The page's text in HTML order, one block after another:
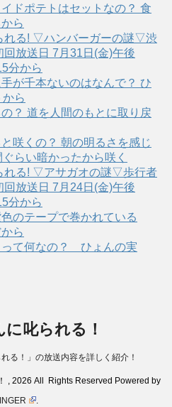
ドポテトはセットなの？ 食
ら
れる! ▽ハンバーガーの謎▽渋
放送日 7月31日(金)午後
分から
が千本ないのはなんで？ ひ
ら
？ 道を人間のもとに取り戻
咲くの？ 朝の明るさを感じ
らい暗かったから咲く
れる! ▽アサガオの謎▽歩行者
放送日 7月24日(金)午後
分から
のテープで巻かれている
ら
って何なの？ ひょんの実
叱られる！
る！」の放送内容を詳しく紹介！
, 2026 All Rights Reserved Powered by
.